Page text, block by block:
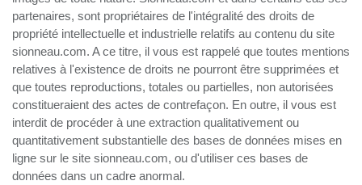
partenaires, sont propriétaires de l'intégralité des droits de
propriété intellectuelle et industrielle relatifs au contenu du site
sionneau.com. A ce titre, il vous est rappelé que toutes mentions
relatives à l'existence de droits ne pourront être supprimées et
que toutes reproductions, totales ou partielles, non autorisées
constitueraient des actes de contrefaçon. En outre, il vous est
interdit de procéder à une extraction qualitativement ou
quantitativement substantielle des bases de données mises en
ligne sur le site sionneau.com, ou d'utiliser ces bases de
données dans un cadre anormal.